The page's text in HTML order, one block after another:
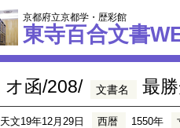
京都府立京都学・歴彩館
東寺百合文書
オ函/208/ 文書名 最
天文19年12月29日 西暦 1550年